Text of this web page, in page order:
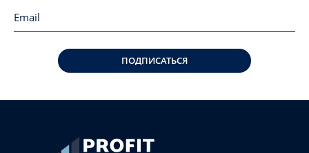
ПОДПИСАТЬСЯ